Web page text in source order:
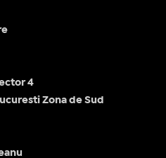
4
Zona de Sud